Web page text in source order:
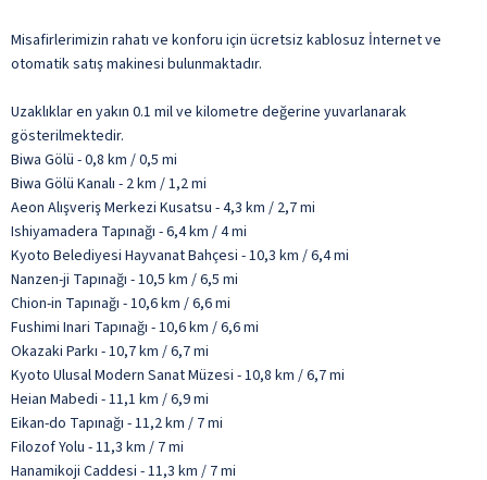
Misafirlerimizin rahatı ve konforu için ücretsiz kablosuz İnternet ve
otomatik satış makinesi bulunmaktadır.
Uzaklıklar en yakın 0.1 mil ve kilometre değerine yuvarlanarak
gösterilmektedir.
Biwa Gölü - 0,8 km / 0,5 mi
Biwa Gölü Kanalı - 2 km / 1,2 mi
Aeon Alışveriş Merkezi Kusatsu - 4,3 km / 2,7 mi
Ishiyamadera Tapınağı - 6,4 km / 4 mi
Kyoto Belediyesi Hayvanat Bahçesi - 10,3 km / 6,4 mi
Nanzen-ji Tapınağı - 10,5 km / 6,5 mi
Chion-in Tapınağı - 10,6 km / 6,6 mi
Fushimi Inari Tapınağı - 10,6 km / 6,6 mi
Okazaki Parkı - 10,7 km / 6,7 mi
Kyoto Ulusal Modern Sanat Müzesi - 10,8 km / 6,7 mi
Heian Mabedi - 11,1 km / 6,9 mi
Eikan-do Tapınağı - 11,2 km / 7 mi
Filozof Yolu - 11,3 km / 7 mi
Hanamikoji Caddesi - 11,3 km / 7 mi